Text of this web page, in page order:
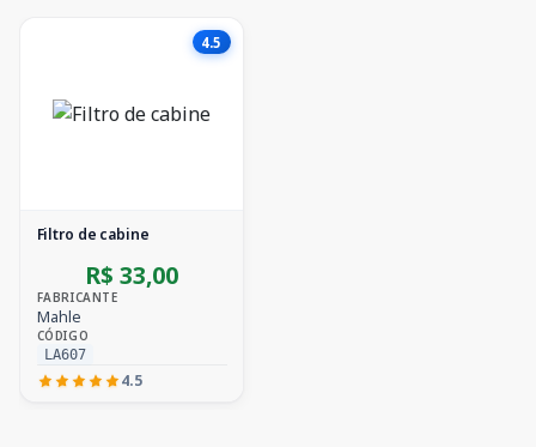
4.5
Filtro de cabine
R$ 33,00
FABRICANTE
Mahle
CÓDIGO
LA607
4.5